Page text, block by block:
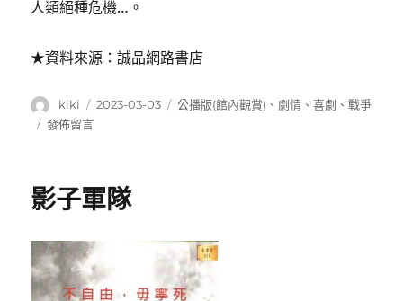
人類絕種危機…。
★資料來源：誠品網路書店
作
者
kiki
發
2023-03-03
分
公播版(館內觀賞) 、 劇情 、喜劇 、戰爭
在
士
I
learned
to
發佈留言
影子軍隊